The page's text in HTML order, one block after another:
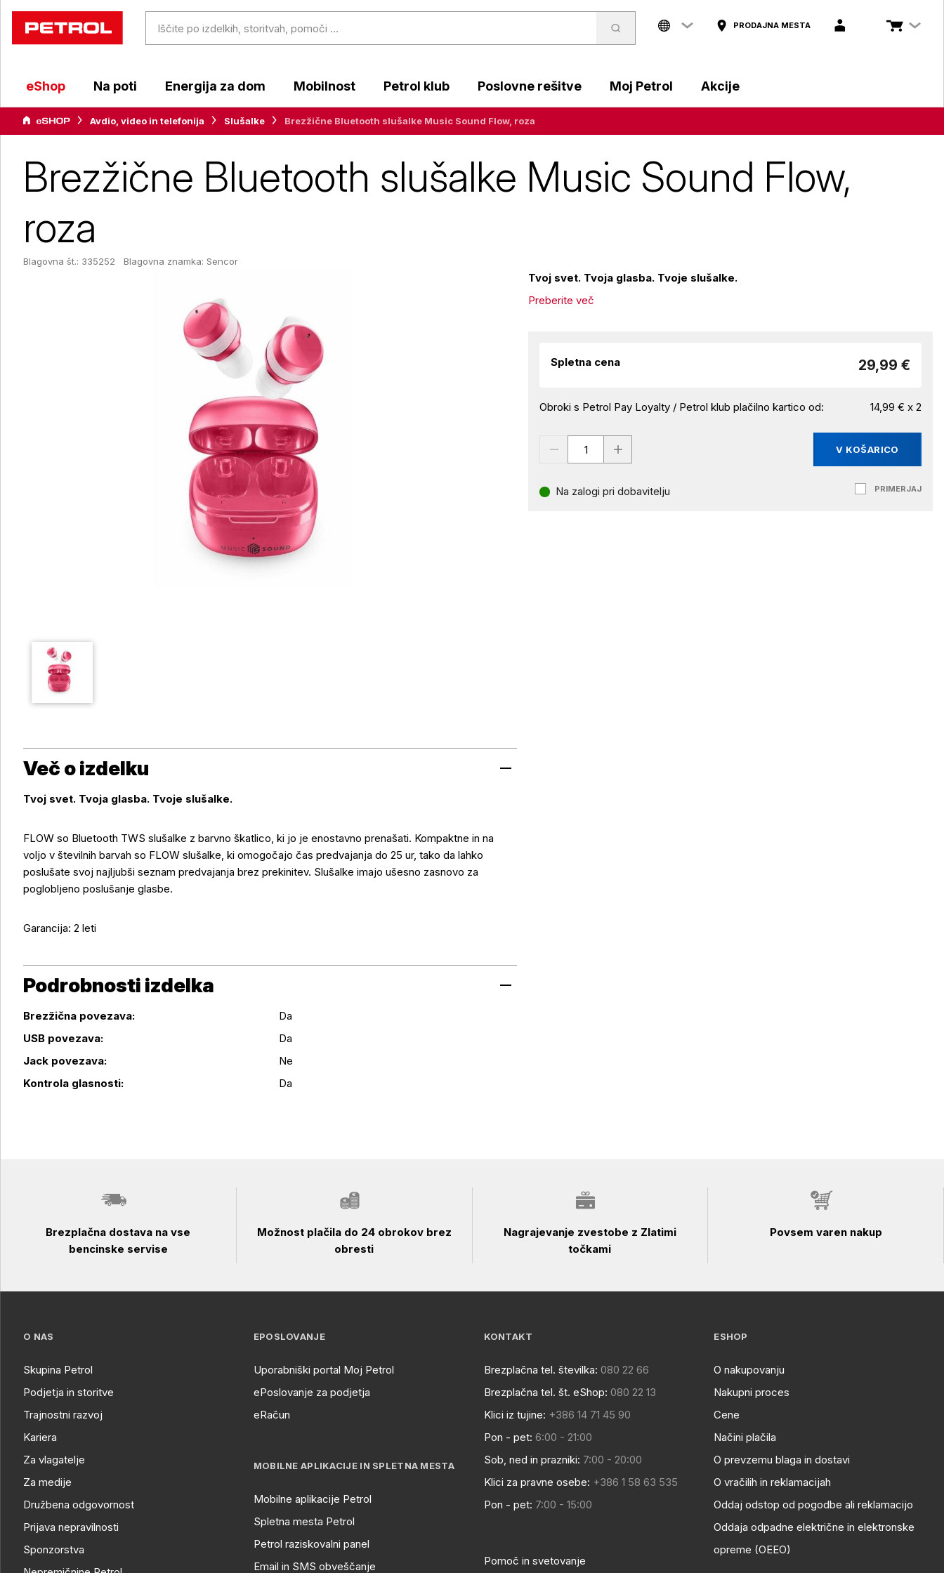
PRODAJNA MESTA
eShop Na poti Energija za dom Mobilnost Petrol klub Poslovne rešitve Moj Petrol Akcije
Avdio, video in telefonija Slušalke Brezžične Bluetooth slušalke Music Sound Flow, roza
Brezžične Bluetooth slušalke Music Sound Flow,
roza
Blagovna št.: 335252 Blagovna znamka: Sencor
Tvoj svet. Tvoja glasba. Tvoje slušalke.
Preberite več
Spletna cena 29,99 €
Obroki s Petrol Pay Loyalty / Petrol klub plačilno kartico od: 14,99 € x 2
V KOŠARICO
Na zalogi pri dobavitelju PRIMERJAJ
Več o izdelku
Več o izdelku
Tvoj svet. Tvoja glasba. Tvoje slušalke.
FLOW so Bluetooth TWS slušalke z barvno škatlico, ki jo je enostavno prenašati. Kompaktne in na
voljo v številnih barvah so FLOW slušalke, ki omogočajo čas predvajanja do 25 ur, tako da lahko
poslušate svoj najljubši seznam predvajanja brez prekinitev. Slušalke imajo ušesno zasnovo za
poglobljeno poslušanje glasbe.
Garancija: 2 leti
Podrobnosti izdelka
Podrobnosti izdelka
Brezžična povezava:
Da
USB povezava:
Da
Jack povezava:
Ne
Kontrola glasnosti:
Da
Brezplačna dostava na vse
bencinske servise
Možnost plačila do 24 obrokov brez
obresti
Nagrajevanje zvestobe z Zlatimi
točkami
Povsem varen nakup
O NAS
Skupina Petrol
Podjetja in storitve
Trajnostni razvoj
Kariera
Za vlagatelje
Za medije
Družbena odgovornost
Prijava nepravilnosti
Sponzorstva
EPOSLOVANJE
Uporabniški portal Moj Petrol
ePoslovanje za podjetja
eRačun
MOBILNE APLIKACIJE IN SPLETNA MESTA
Mobilne aplikacije Petrol
Spletna mesta Petrol
Petrol raziskovalni panel
Email in SMS obveščanje
KONTAKT
Brezplačna tel. številka: 080 22 66
Brezplačna tel. št. eShop: 080 22 13
Klici iz tujine: +386 14 71 45 90
Pon - pet: 6:00 - 21:00
Sob, ned in prazniki: 7:00 - 20:00
Klici za pravne osebe: +386 1 58 63 535
Pon - pet: 7:00 - 15:00
Pomoč in svetovanje
ESHOP
O nakupovanju
Nakupni proces
Cene
Načini plačila
O prevzemu blaga in dostavi
O vračilih in reklamacijah
Oddaj odstop od pogodbe ali reklamacijo
Oddaja odpadne električne in elektronske
opreme (OEEO)